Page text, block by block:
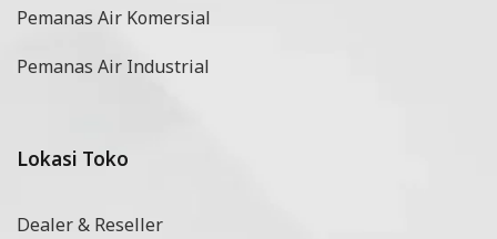
Pemanas Air Komersial
Pemanas Air Industrial
Lokasi Toko
Dealer & Reseller